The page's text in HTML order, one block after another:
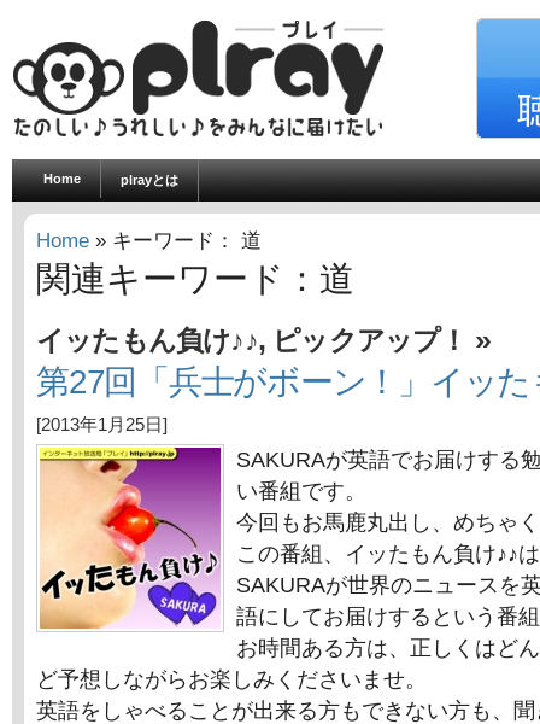
Home plrayとは
Home » キーワード： 道
関連キーワード：道
イッたもん負け♪♪, ピックアップ！ »
第27回「兵士がボーン！」イッた
[2013年1月25日]
SAKURAが英語でお届けする
い番組です。
今回もお馬鹿丸出し、めちゃ
この番組、イッたもん負け♪♪
SAKURAが世界のニュースを
語にしてお届けするという番
お時間ある方は、正しくはど
ど予想しながらお楽しみくださいませ。
英語をしゃべることが出来る方もできない方も、